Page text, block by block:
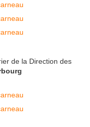
de la Direction des